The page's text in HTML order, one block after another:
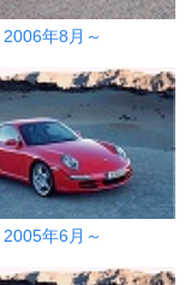
2006年8月～
2005年6月～